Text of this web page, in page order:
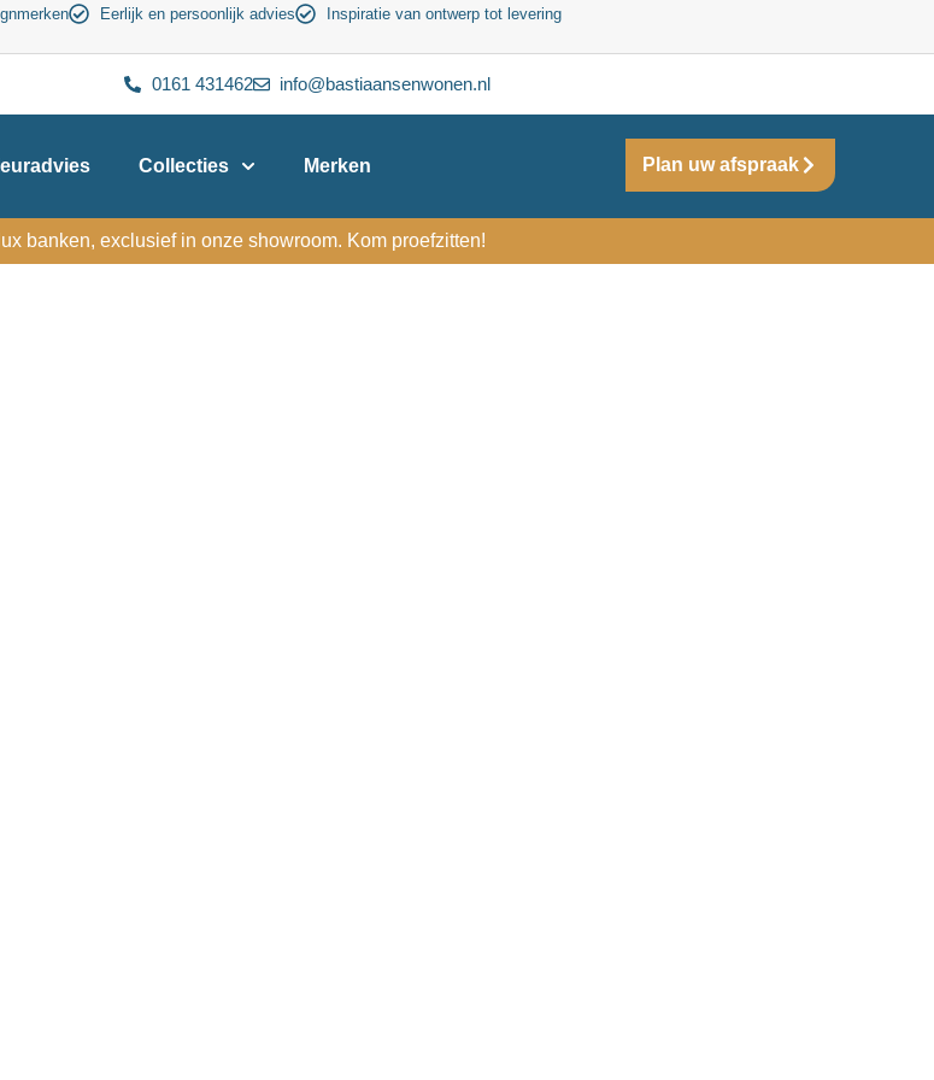
Eerlijk en persoonlijk advies Inspiratie van ontwerp tot levering
0161 431462 info@bastiaansenwonen.nl
Collecties Merken Plan uw afspraak
banken, exclusief in onze showroom. Kom proefzitten!